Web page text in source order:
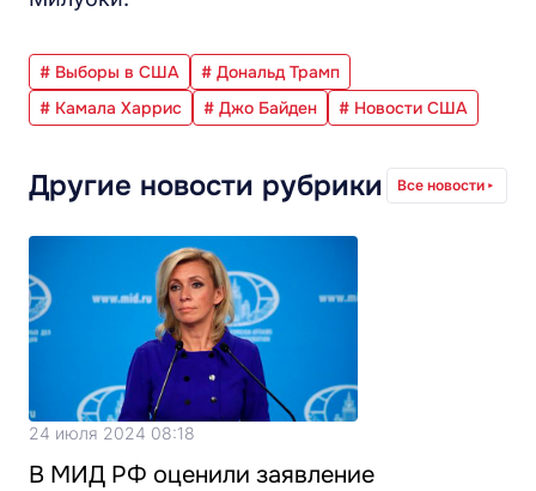
# Выборы в США
# Дональд Трамп
# Камала Харрис
# Джо Байден # Новости США
Другие новости рубрики Все новости
24 июля 2024 08:18
В МИД РФ оценили заявление